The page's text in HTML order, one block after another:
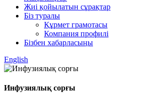
Жиі қойылатын сұрақтар
Біз туралы
Құрмет грамотасы
Компания профилі
Бізбен хабарласыңы
English
Инфузиялық сорғы